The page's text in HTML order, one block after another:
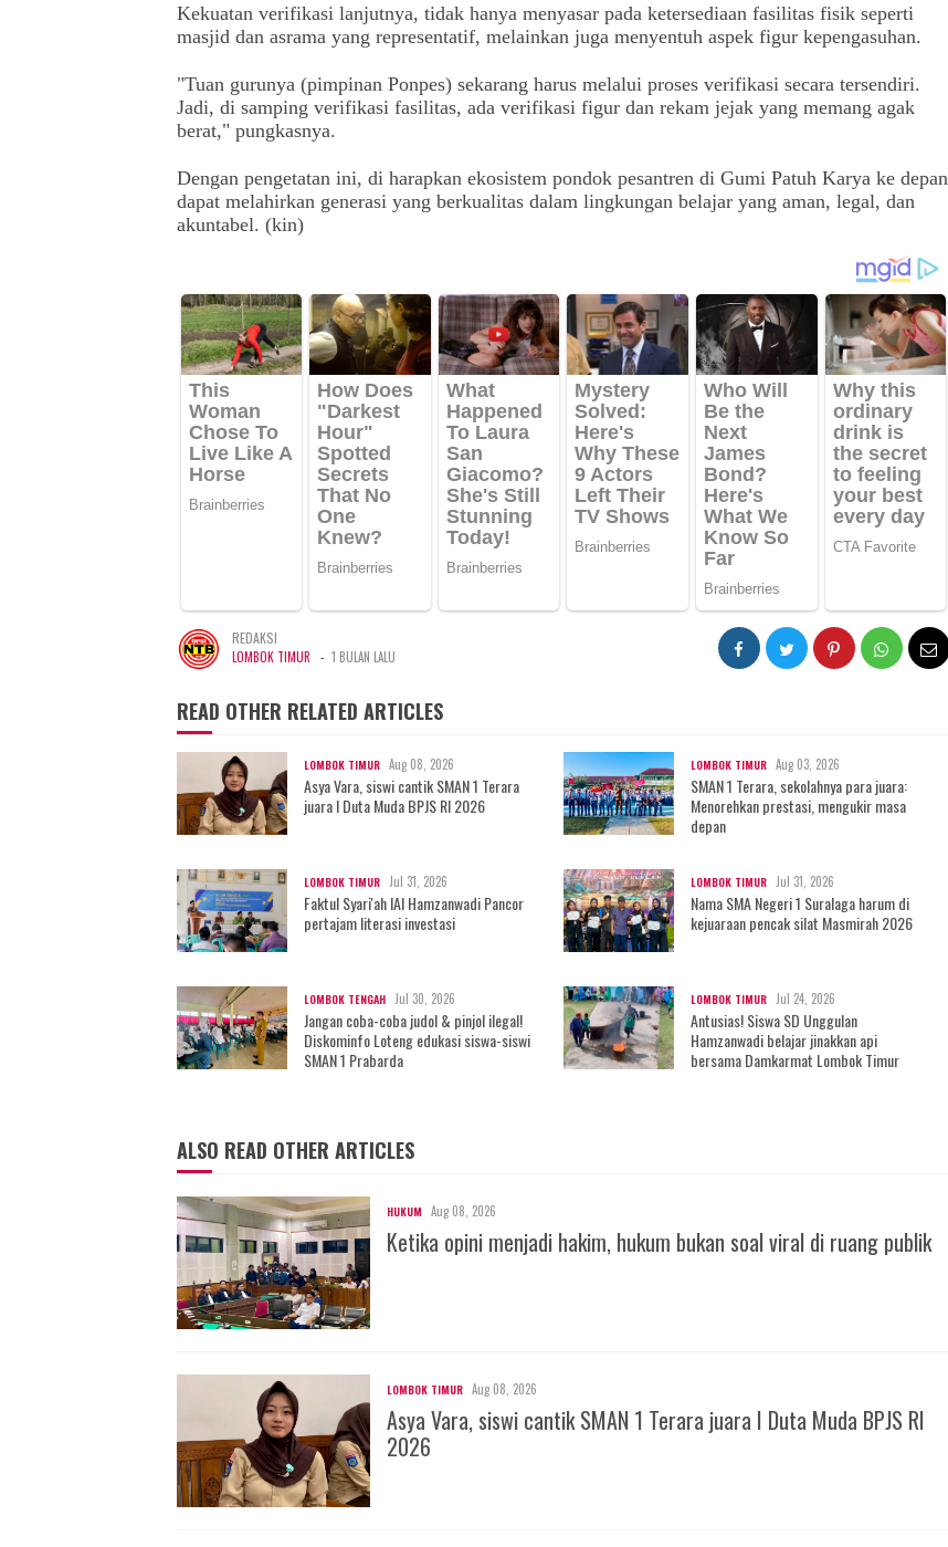
Kekuatan verifikasi lanjutnya, tidak hanya menyasar pada ketersediaan fasilitas fisik seperti
masjid dan asrama yang representatif, melainkan juga menyentuh aspek figur kepengasuhan.
"Tuan gurunya (pimpinan Ponpes) sekarang harus melalui proses verifikasi secara tersendiri.
Jadi, di samping verifikasi fasilitas, ada verifikasi figur dan rekam jejak yang memang agak
berat," pungkasnya.
Dengan pengetatan ini, di harapkan ekosistem pondok pesantren di Gumi Patuh Karya ke depan
dapat melahirkan generasi yang berkualitas dalam lingkungan belajar yang aman, legal, dan
akuntabel. (kin)
REDAKSI
LOMBOK TIMUR - 1 BULAN LALU
READ OTHER RELATED ARTICLES
LOMBOK TIMUR Aug 08, 2026
Asya Vara, siswi cantik SMAN 1 Terara
juara I Duta Muda BPJS RI 2026
LOMBOK TIMUR Aug 03, 2026
SMAN 1 Terara, sekolahnya para juara:
Menorehkan prestasi, mengukir masa
depan
LOMBOK TIMUR Jul 31, 2026
Faktul Syari'ah IAI Hamzanwadi Pancor
pertajam literasi investasi
LOMBOK TIMUR Jul 31, 2026
Nama SMA Negeri 1 Suralaga harum di
kejuaraan pencak silat Masmirah 2026
LOMBOK TENGAH Jul 30, 2026
Jangan coba-coba judol & pinjol ilegal!
Diskominfo Loteng edukasi siswa-siswi
SMAN 1 Prabarda
LOMBOK TIMUR Jul 24, 2026
Antusias! Siswa SD Unggulan
Hamzanwadi belajar jinakkan api
bersama Damkarmat Lombok Timur
ALSO READ OTHER ARTICLES
HUKUM Aug 08, 2026
Ketika opini menjadi hakim, hukum bukan soal viral di ruang publik
LOMBOK TIMUR Aug 08, 2026
Asya Vara, siswi cantik SMAN 1 Terara juara I Duta Muda BPJS RI
2026